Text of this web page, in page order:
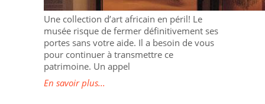
Une collection d’art africain en péril! Le
musée risque de fermer définitivement ses
portes sans votre aide. Il a besoin de vous
pour continuer à transmettre ce
patrimoine. Un appel
En savoir plus...